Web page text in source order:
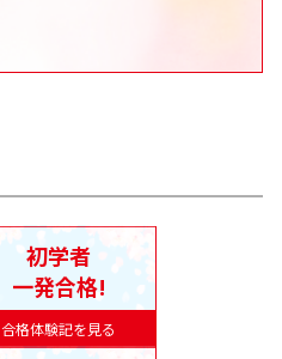
合格体験記を見る
初学者
一発合格!